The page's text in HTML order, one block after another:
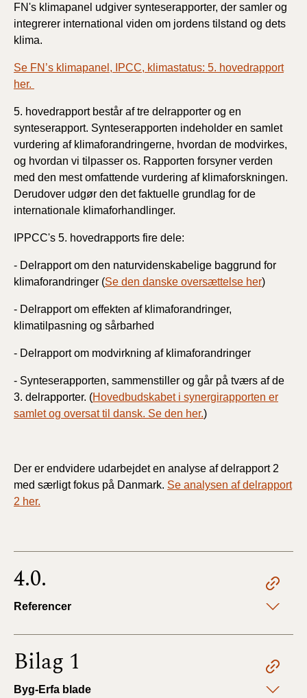
FN's klimapanel udgiver synteserapporter, der samler og
integrerer international viden om jordens tilstand og dets
klima.
Se FN’s klimapanel, IPCC, klimastatus: 5. hovedrapport
her.
5. hovedrapport består af tre delrapporter og en
synteserapport. Synteserapporten indeholder en samlet
vurdering af klimaforandringerne, hvordan de modvirkes,
og hvordan vi tilpasser os. Rapporten forsyner verden
med den mest omfattende vurdering af klimaforskningen.
Derudover udgør den det faktuelle grundlag for de
internationale klimaforhandlinger.
IPPCC's 5. hovedrapports fire dele:
- Delrapport om den naturvidenskabelige baggrund for
klimaforandringer (Se den danske oversættelse her)
- Delrapport om effekten af klimaforandringer,
klimatilpasning og sårbarhed
- Delrapport om modvirkning af klimaforandringer
- Synteserapporten, sammenstiller og går på tværs af de
3. delrapporter. (Hovedbudskabet i synergirapporten er
samlet og oversat til dansk. Se den her.)
Der er endvidere udarbejdet en analyse af delrapport 2
med særligt fokus på Danmark. Se analysen af delrapport
2 her.
4.0.
Referencer
Bilag 1
Byg-Erfa blade